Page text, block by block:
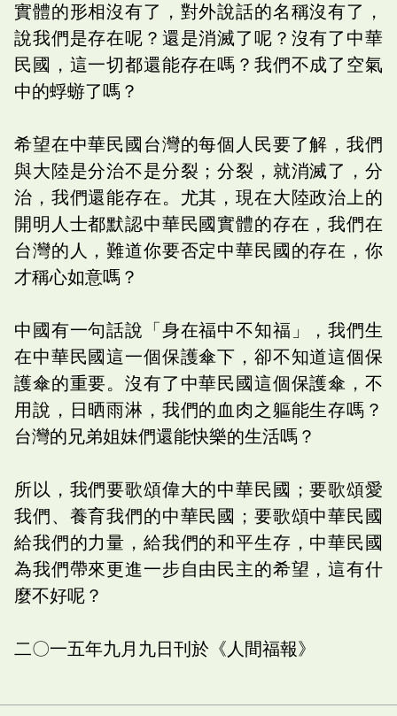
實體的形相沒有了，對外說話的名稱沒有了，
說我們是存在呢？還是消滅了呢？沒有了中華
民國，這一切都還能存在嗎？我們不成了空氣
中的蜉蝣了嗎？
希望在中華民國台灣的每個人民要了解，我們
與大陸是分治不是分裂；分裂，就消滅了，分
治，我們還能存在。尤其，現在大陸政治上的
開明人士都默認中華民國實體的存在，我們在
台灣的人，難道你要否定中華民國的存在，你
才稱心如意嗎？
中國有一句話說「身在福中不知福」，我們生
在中華民國這一個保護傘下，卻不知道這個保
護傘的重要。沒有了中華民國這個保護傘，不
用說，日晒雨淋，我們的血肉之軀能生存嗎？
台灣的兄弟姐妹們還能快樂的生活嗎？
所以，我們要歌頌偉大的中華民國；要歌頌愛
我們、養育我們的中華民國；要歌頌中華民國
給我們的力量，給我們的和平生存，中華民國
為我們帶來更進一步自由民主的希望，這有什
麼不好呢？
二〇一五年九月九日刊於《人間福報》